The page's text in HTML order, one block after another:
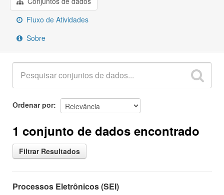
SobreFluxo de Atividades
Sobre
Ordenar por
1 conjunto de dados encontrado
Filtrar Resultados
Processos Eletrônicos (SEI)